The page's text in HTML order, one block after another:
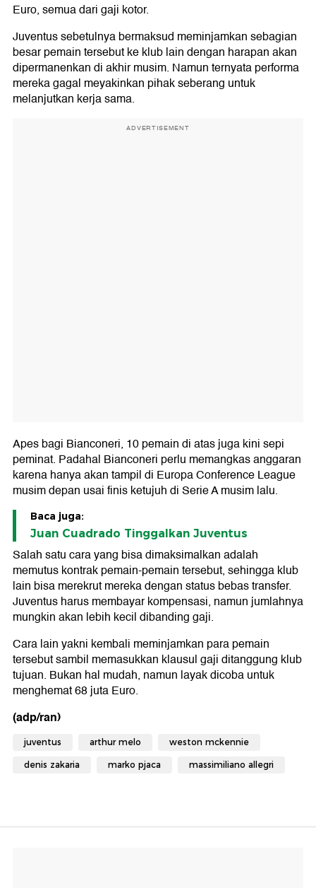
Euro, semua dari gaji kotor.
Juventus sebetulnya bermaksud meminjamkan sebagian
besar pemain tersebut ke klub lain dengan harapan akan
dipermanenkan di akhir musim. Namun ternyata performa
mereka gagal meyakinkan pihak seberang untuk
melanjutkan kerja sama.
ADVERTISEMENT
Apes bagi Bianconeri, 10 pemain di atas juga kini sepi
peminat. Padahal Bianconeri perlu memangkas anggaran
karena hanya akan tampil di Europa Conference League
musim depan usai finis ketujuh di Serie A musim lalu.
Baca juga:
Juan Cuadrado Tinggalkan Juventus
Salah satu cara yang bisa dimaksimalkan adalah
memutus kontrak pemain-pemain tersebut, sehingga klub
lain bisa merekrut mereka dengan status bebas transfer.
Juventus harus membayar kompensasi, namun jumlahnya
mungkin akan lebih kecil dibanding gaji.
Cara lain yakni kembali meminjamkan para pemain
tersebut sambil memasukkan klausul gaji ditanggung klub
tujuan. Bukan hal mudah, namun layak dicoba untuk
menghemat 68 juta Euro.
(adp/ran)
juventus arthur melo weston mckennie
denis zakaria marko pjaca massimiliano allegri